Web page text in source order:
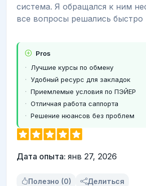
система. Я обращался к ним
все вопросы решались быстро
Pros
Лучшие курсы по обмену
Удобный ресурс для закладок
Приемлемые условия по ПЭЙЕР
Отличная работа саппорта
Решение нюансов без проблем
Дата опыта: янв 27, 2026
Полезно (0) Делиться